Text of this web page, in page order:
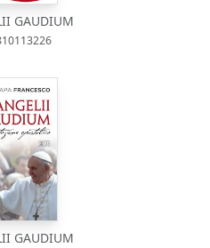
GAUDIUM
GAUDIUM